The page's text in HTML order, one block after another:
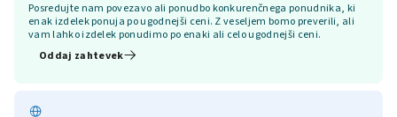
Posredujte nam povezavo ali ponudbo konkurenčnega ponudnika, ki
enak izdelek ponuja po ugodnejši ceni. Z veseljem bomo preverili, ali
vam lahko izdelek ponudimo po enaki ali celo ugodnejši ceni.
Oddaj zahtevek